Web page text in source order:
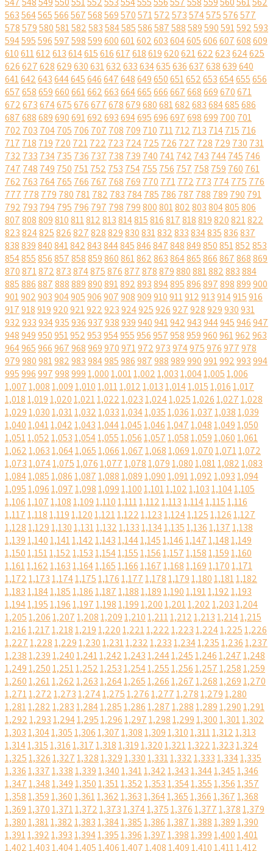
563564565566567568569570571572573574575576577
578579580581582583584585586587588589590591592593
594595596597598599600601602603604605606607608609
610611612613614615616617618619620621622623624625
626627628629630631632633634635636637638639640
641642643644645646647648649650651652653654655656
657658659660661662663664665666667668669670671
672673674675676677678679680681682683684685686
687688689690691692693694695696697698699 700 701
702 703 704705 706 707 708 709 710 711712 713 714715 716
717 718 719 720 721722 723 724725 726 727 728 729 730 731
732 733 734735 736 737 738 739 740 741742 743 744745 746
747 748 749 750 751752 753 754755 756 757 758 759 760 761
762 763 764765 766 767 768 769 770 771772 773 774775 776
777 778 779 780 781782 783 784785 786 787 788 789 790 791
792 793 794795 796 797 798 799800801802803804805806
807808809810811812813814815816817818819820821822
823824825826827828829830831832833834835836837
838839840841842843844845846847848849850851852853
854855856857858859860861862863864865866867868869
870871872873874875876877878879880881882883884
885886887888889890891892893894895896897898899900
901902903904905906907908909910911912913914915916
917918919920921922923924925926927928929930931
932933934935936937938939940941942943944945946947
948949950951952953954955956957958959960961962963
964965966967968969970971972973974975976977978
979980981982983984985986987988989990991992993994
9959969979989991,0001,0011,0021,0031,0041,0051,006
1,0071,0081,0091,0101,0111,0121,0131,0141,0151,0161,017
1,0181,0191,0201,0211,0221,0231,0241,0251,0261,0271,028
1,0291,0301,0311,0321,0331,0341,0351,0361,0371,0381,039
1,0401,0411,0421,0431,0441,0451,0461,0471,0481,0491,050
1,0511,0521,0531,0541,0551,0561,0571,0581,0591,0601,061
1,0621,0631,0641,0651,0661,0671,0681,0691,0701,0711,072
1,0731,0741,0751,0761,0771,0781,0791,0801,0811,0821,083
1,0841,0851,0861,0871,0881,0891,0901,0911,0921,0931,094
1,0951,0961,0971,0981,0991,1001,1011,1021,1031,1041,105
1,1061,1071,1081,1091,1101,1111,1121,1131,1141,1151,116
1,1171,1181,1191,1201,1211,1221,1231,1241,1251,1261,127
1,1281,1291,1301,1311,1321,1331,1341,1351,1361,1371,138
1,1391,1401,1411,1421,1431,1441,1451,1461,1471,1481,149
1,1501,1511,1521,1531,1541,1551,1561,1571,1581,1591,160
1,1611,1621,1631,1641,1651,1661,1671,1681,1691,1701,171
1,1721,1731,1741,1751,1761,1771,1781,1791,1801,1811,182
1,1831,1841,1851,1861,1871,1881,1891,1901,1911,1921,193
1,1941,1951,1961,1971,1981,1991,2001,2011,2021,2031,204
1,2051,2061,2071,2081,2091,2101,2111,2121,2131,2141,215
1,2161,2171,2181,2191,2201,2211,2221,2231,2241,2251,226
1,2271,2281,2291,2301,2311,2321,2331,2341,2351,2361,237
1,2381,2391,2401,2411,2421,2431,2441,2451,2461,2471,248
1,2491,2501,2511,2521,2531,2541,2551,2561,2571,2581,259
1,2601,2611,2621,2631,2641,2651,2661,2671,2681,2691,270
1,2711,2721,2731,2741,2751,2761,2771,2781,2791,280
1,2811,2821,2831,2841,2851,2861,2871,2881,2891,2901,291
1,2921,2931,2941,2951,2961,2971,2981,2991,3001,3011,302
1,3031,3041,3051,3061,3071,3081,3091,3101,3111,3121,313
1,3141,3151,3161,3171,3181,3191,3201,3211,3221,3231,324
1,3251,3261,3271,3281,3291,3301,3311,3321,3331,3341,335
1,3361,3371,3381,3391,3401,3411,3421,3431,3441,3451,346
1,3471,3481,3491,3501,3511,3521,3531,3541,3551,3561,357
1,3581,3591,3601,3611,3621,3631,3641,3651,3661,3671,368
1,3691,3701,3711,3721,3731,3741,3751,3761,3771,3781,379
1,3801,3811,3821,3831,3841,3851,3861,3871,3881,3891,390
1,3911,3921,3931,3941,3951,3961,3971,3981,3991,4001,401
1,4021,4031,4041,4051,4061,4071,4081,4091,4101,4111,412